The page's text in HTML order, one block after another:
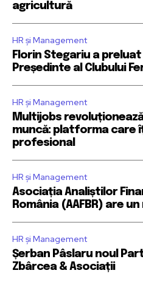
agricultură
HR și Management
Florin Stegariu a
Președinte al Clubului
HR și Management
Multijobs
muncă: platforma care
profesional
HR și Management
Asociația Analiștilor
România (AAFBR) are
HR și Management
Șerban Pâslaru noul
Zbârcea & Asociații